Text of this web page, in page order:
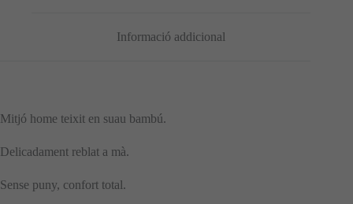
Informació addicional
Mitjó home teixit en suau bambú.
Delicadament reblat a mà.
Sense puny, confort total.